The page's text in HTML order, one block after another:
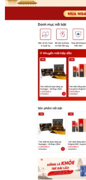
Hosting 8GB